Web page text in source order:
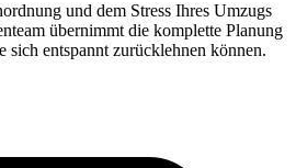
und dem Stress Ihres Umzugs
übernimmt die komplette Planung
sich entspannt zurücklehnen können.